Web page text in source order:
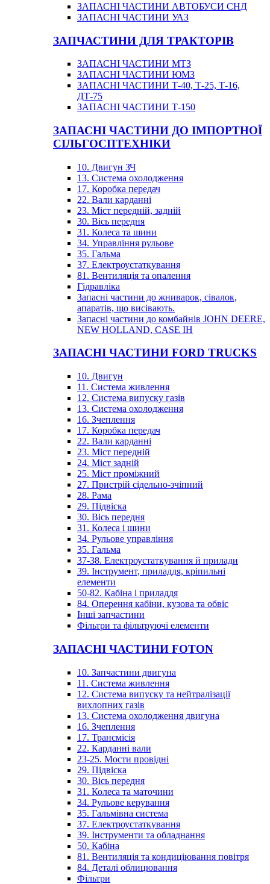
ЗАПАСНІ ЧАСТИНИ АВТОБУСИ СНД
ЗАПАСНІ ЧАСТИНИ УАЗ
ЗАПЧАСТИНИ ДЛЯ ТРАКТОРІВ
ЗАПАСНІ ЧАСТИНИ МТЗ
ЗАПАСНІ ЧАСТИНИ ЮМЗ
ЗАПАСНІ ЧАСТИНИ Т-40, Т-25, Т-16,
ДТ-75
ЗАПАСНІ ЧАСТИНИ Т-150
ЗАПАСНІ ЧАСТИНИ ДО ІМПОРТНОЇ
СІЛЬГОСПТЕХНІКИ
10. Двигун ЗЧ
13. Система охолодження
17. Коробка передач
22. Вали карданні
23. Міст передній, задній
30. Вісь передня
31. Колеса та шини
34. Управління рульове
35. Гальма
37. Електроустаткування
81. Вентиляція та опалення
Гідравліка
Запасні частини до жниварок, сівалок,
апаратів, що висівають.
Запасні частини до комбайнів JOHN DEERE,
NEW HOLLAND, CASE IH
ЗАПАСНІ ЧАСТИНИ FORD TRUCKS
10. Двигун
11. Система живлення
12. Система випуску газів
13. Система охолодження
16. Зчеплення
17. Коробка передач
22. Вали карданні
23. Міст передній
24. Міст задній
25. Міст проміжний
27. Пристрій сідельно-зчіпний
28. Рама
29. Підвіска
30. Вісь передня
31. Колеса і шини
34. Рульове управління
35. Гальма
37-38. Електроустаткування й прилади
39. Інструмент, приладдя, кріпильні
елементи
50-82. Кабіна і приладдя
84. Оперення кабіни, кузова та обвіс
Інші запчастини
Фільтри та фільтруючі елементи
ЗАПАСНІ ЧАСТИНИ FOTON
10. Запчастини двигуна
11. Система живлення
12. Система випуску та нейтралізації
вихлопних газів
13. Система охолодження двигуна
16. Зчеплення
17. Трансмісія
22. Карданні вали
23-25. Мости провідні
29. Підвіска
30. Вісь передня
31. Колеса та маточини
34. Рульове керування
35. Гальмівна система
37. Електроустаткування
39. Інструменти та обладнання
50. Кабіна
81. Вентиляція та кондиціювання повітря
84. Деталі облицювання
Фільтри